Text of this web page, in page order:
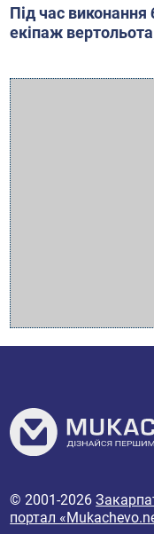
Під час виконання
екіпаж
© 2001-2026
портал